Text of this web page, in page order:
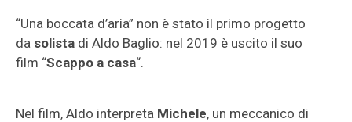
“Una boccata d’aria” non è stato il primo progetto
da solista di Aldo Baglio: nel 2019 è uscito il suo
film “Scappo a casa“.
Nel film, Aldo interpreta Michele, un meccanico di